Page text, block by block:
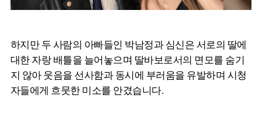
하지만 두 사람의 아빠들인 박남정과 심신은 서로의 딸에
대한 자랑 배틀을 늘어놓으며 딸바보로서의 면모를 숨기
지 않아 웃음을 선사함과 동시에 부러움을 유발하며 시청
자들에게 흐뭇한 미소를 안겼습니다.